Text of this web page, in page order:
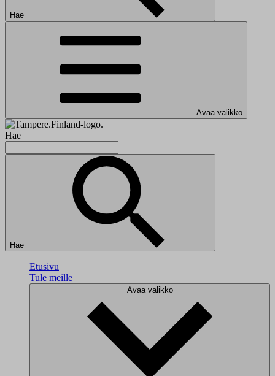
Hae
Avaa valikko
Hae
Hae
Etusivu
Tule meille
Avaa valikko